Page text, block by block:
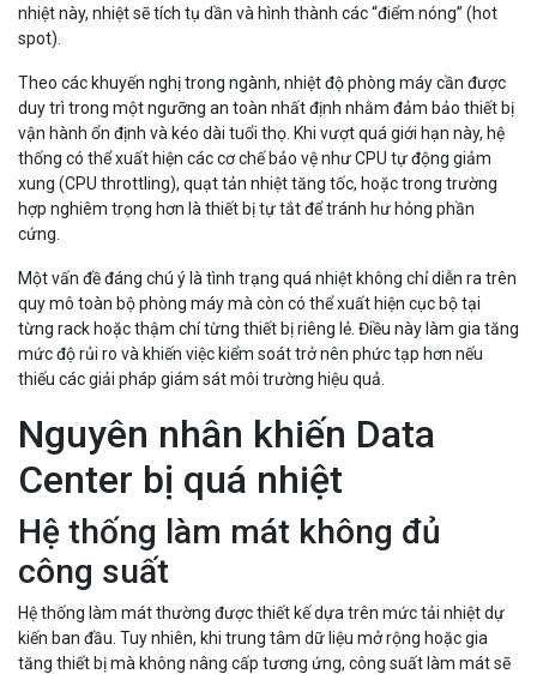
nhiệt này, nhiệt sẽ tích tụ dần và hình thành các “điểm nóng” (hot
spot).
Theo các khuyến nghị trong ngành, nhiệt độ phòng máy cần được
duy trì trong một ngưỡng an toàn nhất định nhằm đảm bảo thiết bị
vận hành ổn định và kéo dài tuổi thọ. Khi vượt quá giới hạn này, hệ
thống có thể xuất hiện các cơ chế bảo vệ như CPU tự động giảm
xung (CPU throttling), quạt tản nhiệt tăng tốc, hoặc trong trường
hợp nghiêm trọng hơn là thiết bị tự tắt để tránh hư hỏng phần
cứng.
Một vấn đề đáng chú ý là tình trạng quá nhiệt không chỉ diễn ra trên
quy mô toàn bộ phòng máy mà còn có thể xuất hiện cục bộ tại
từng rack hoặc thậm chí từng thiết bị riêng lẻ. Điều này làm gia tăng
mức độ rủi ro và khiến việc kiểm soát trở nên phức tạp hơn nếu
thiếu các giải pháp giám sát môi trường hiệu quả.
Nguyên nhân khiến Data
Center bị quá nhiệt
Hệ thống làm mát không đủ
công suất
Hệ thống làm mát thường được thiết kế dựa trên mức tải nhiệt dự
kiến ban đầu. Tuy nhiên, khi trung tâm dữ liệu mở rộng hoặc gia
tăng thiết bị mà không nâng cấp tương ứng, công suất làm mát sẽ